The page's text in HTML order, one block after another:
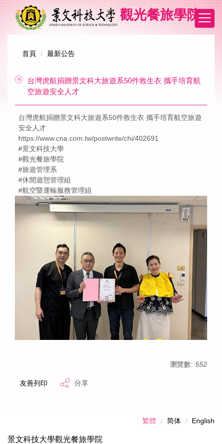
觀光餐旅學院
首頁 最新公告
台灣虎航捐贈景文科大旅遊系50件救生衣 攜手培育航
空旅遊安全人才
台灣虎航捐贈景文科大旅遊系50件救生衣 攜手培育航空旅遊
安全人才
https://www.cna.com.tw/postwrite/chi/402691
#景文科技大學
#觀光餐旅學院
#旅遊管理系
#休閒遊憩管理組
#航空暨運輸服務管理組
瀏覽數: 552
友善列印 分享
繁體 简体 English
景文科技大學觀光餐旅學院